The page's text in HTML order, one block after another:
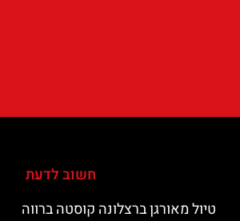
חשוב לדעת
טיול מאורגן ברצלונה קוסטה ברווה